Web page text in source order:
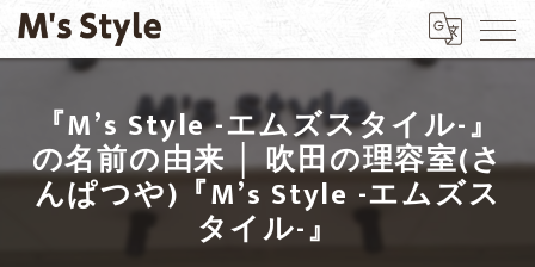
『M’s Style -エムズスタイル-』
の名前の由来 │ 吹田の理容室(さ
んぱつや)『M’s Style -エムズス
タイル-』